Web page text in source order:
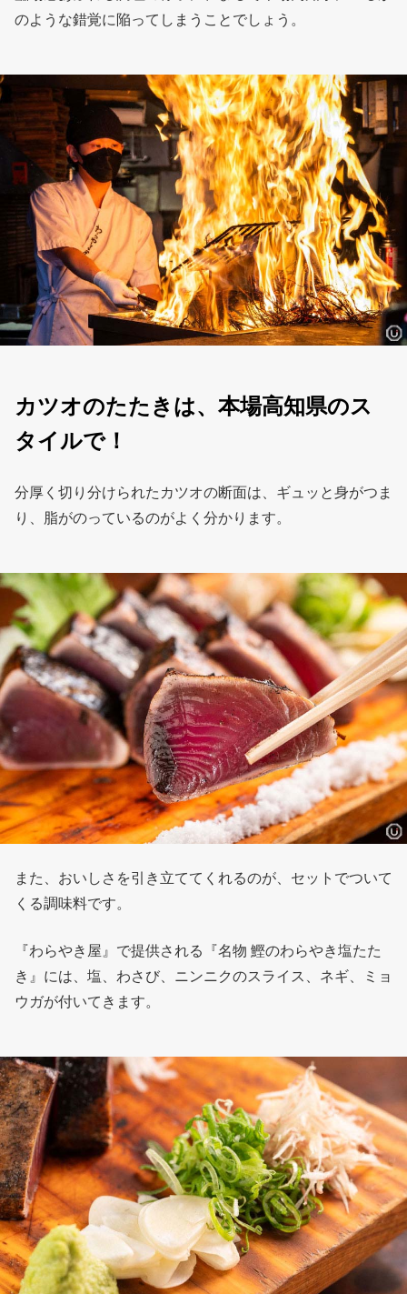
のような錯覚に陥ってしまうことでしょう。
カツオのたたきは、本場高知県のス
タイルで！
分厚く切り分けられたカツオの断面は、ギュッと身がつま
り、脂がのっているのがよく分かります。
また、おいしさを引き立ててくれるのが、セットでついて
くる調味料です。
『わらやき屋』で提供される『名物 鰹のわらやき塩たた
き』には、塩、わさび、ニンニクのスライス、ネギ、ミョ
ウガが付いてきます。